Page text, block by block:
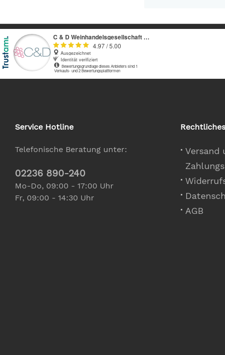
Service Hotline
Telefonische Beratung unter:
02236 890-240
Mo-Do, 09:00 - 17:00 Uhr
Fr, 09:00 - 14:30 Uhr
Rechtliches
Versand
AGB